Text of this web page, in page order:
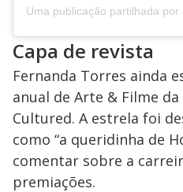
Capa de revista
Fernanda Torres ainda
anual de Arte & Filme
Cultured. A estrela foi
como “a queridinha de
comentar sobre a
premiações.